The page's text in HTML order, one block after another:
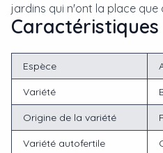
jardins qui n'ont la place que
Caractéristiques
Espèce
Variété
Origine de la variété
Variété autofertile